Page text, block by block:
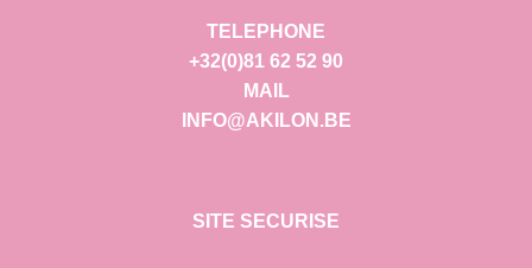
TELEPHONE
+32(0)81 62 52 90
MAIL
INFO@AKILON.BE
SITE SECURISE